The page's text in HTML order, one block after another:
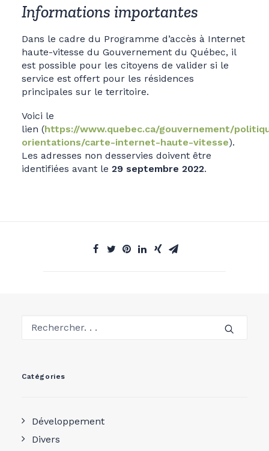
Catégories
Développement
Divers
Informations importantes
Dans le cadre du Programme d’accès à Internet
haute-vitesse du Gouvernement du Québec, il
est possible pour les citoyens de valider si le
service est offert pour les résidences
principales sur le territoire.
Voici le
lien (https://www.quebec.ca/gouvernement/
orientations/carte-internet-haute-vitesse).
Les adresses non desservies doivent être
identifiées avant le 29 septembre 2022.